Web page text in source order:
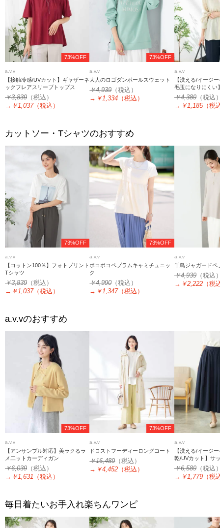
73%OFF
a.v.v
【接触冷感/UVカット】ギャザーネ
ックフレアスリーブトップス
￥3,839 （税込）
→ ￥1,037（税込）
73%OFF
a.v.v
大人のロゴダンボールスウェット
￥4,939（税込）
→ ￥1,334 （税込）
a.v.v
【洗える/イージ
毛玉になりにくい
シアーシャツ
￥4,389（税込
→ ￥1,185（税
カットソー・Tシャツのおすすめ
73%OFF
a.v.v
【コットン100％】フォトプリント
Tシャツ
￥3,839 （税込）
→ ￥1,037（税込）
73%OFF
a.v.v
ポコポコペプラムキャミチュニッ
ク
￥4,990（税込）
→ ￥1,347（税込）
a.v.v
千鳥ジャガードペ
￥4,939（税込
→ ￥2,222（税
a.v.vのおすすめ
73%OFF
a.v.v
【アンサンブル対応】美ラクるラ
メ二ットカーディガン
￥6,039 （税込）
→ ￥1,631 （税込）
73%OFF
a.v.v
ドロストフーディーロングコート
￥16,489（税込）
→ ￥4,452 （税込）
a.v.v
【洗える/イージ
乾/UVカット】サ
ート【セットアッ
￥6,589（税込
→ ￥1,779（税
毎日着たいお手入れ楽ちんワンピ